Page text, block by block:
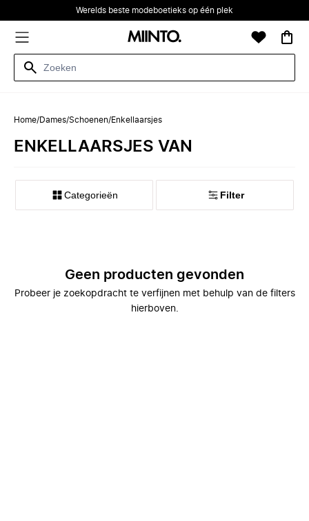
Werelds beste modeboetieks op één plek
Home/Dames/Schoenen/Enkellaarsjes
ENKELLAARSJES VAN
Categorieën Filter
Geen producten gevonden
Probeer je zoekopdracht te verfijnen met behulp van de filters
hierboven.